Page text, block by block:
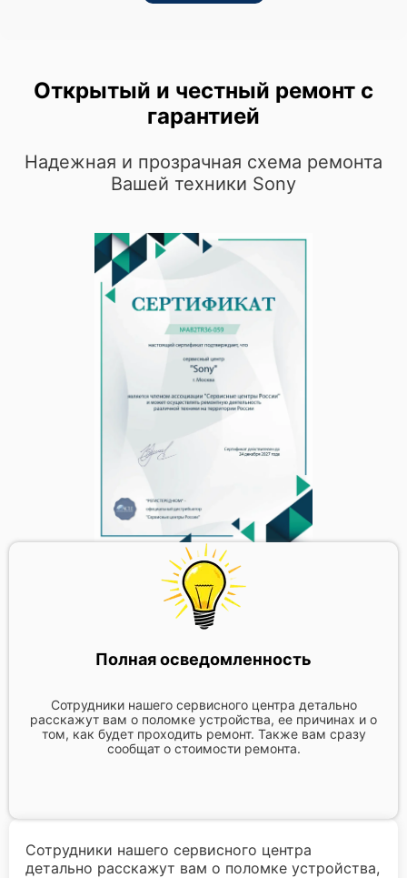
Открытый и честный ремонт с
гарантией
Надежная и прозрачная схема ремонта
Вашей техники Sony
Полная осведомленность
Сотрудники нашего сервисного центра детально
расскажут вам о поломке устройства, ее причинах и о
том, как будет проходить ремонт. Также вам сразу
сообщат о стоимости ремонта.
Сотрудники нашего сервисного центра
детально расскажут вам о поломке устройства,